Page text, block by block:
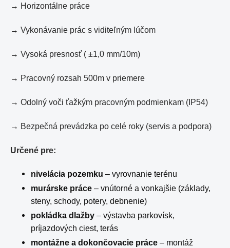
→ Horizontálne práce
→ Vykonávanie prác s viditeľným lúčom
→ Vysoká presnosť ( ±1,0 mm/10m)
→ Pracovný rozsah 500m v priemere
→ Odolný voči ťažkým pracovným podmienkam (IP54)
→ Bezpečná prevádzka po celé roky (servis a podpora)
Určené pre:
nivelácia pozemku – vyrovnanie terénu
murárske práce – vnútorné a vonkajšie (základy,
steny, schody, potery, debnenie)
pokládka dlažby – výstavba parkovísk,
príjazdových ciest, terás
montážne a dokončovacie práce – montáž